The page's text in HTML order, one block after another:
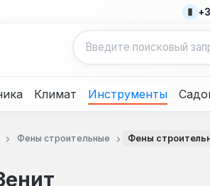
Климат Инструменты
Фены строительные Фены